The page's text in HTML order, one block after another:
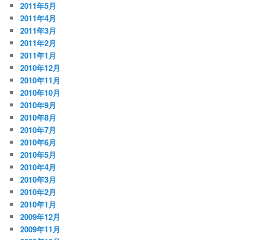
2011年5月
2011年4月
2011年3月
2011年2月
2011年1月
2010年12月
2010年11月
2010年10月
2010年9月
2010年8月
2010年7月
2010年6月
2010年5月
2010年4月
2010年3月
2010年2月
2010年1月
2009年12月
2009年11月